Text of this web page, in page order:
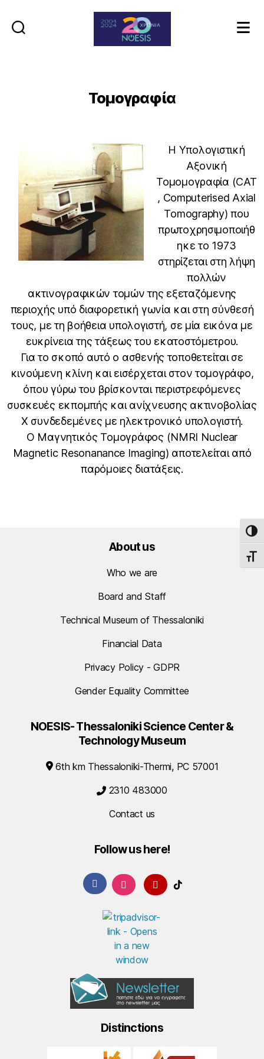
Τομογραφία
Η Υπολογιστική
Αξονική
Τομομογραφία (CAT
, Computerised Axial
Tomography) που
πρωτοχρησιμοποιήθ
ηκε το 1973
στηρίζεται στη λήψη
πολλών
ακτινογραφικών τομών της εξεταζόμενης
περιοχής υπό διαφορετική γωνία και στη σύνθεσή
τους, με τη βοήθεια υπολογιστή, σε μία εικόνα με
ευκρίνεια της τάξεως του εκατοστόμετρου.
Για το σκοπό αυτό ο ασθενής τοποθετείται σε
κινούμενη κλίνη και εισέρχεται στον τομογράφο,
όπου γύρω του βρίσκονται περιστρεφόμενες
συσκευές εκπομπής και ανίχνευσης ακτινοβολίας
Χ συνδεδεμένες με ηλεκτρονικό υπολογιστή.
Ο Μαγνητικός Τομογράφος (NMRI Nuclear
Magnetic Resonanance Imaging) αποτελείται από
παρόμοιες διατάξεις.
About us
Who we are
Board and Staff
Technical Museum of Thessaloniki
Financial Data
Privacy Policy - GDPR
Gender Equality Committee
NOESIS- Thessaloniki Science Center &
Technology Museum
6th km Thessaloniki-Thermi, PC 57001
2310 483000
Contact us
Follow us here!
Distinctions